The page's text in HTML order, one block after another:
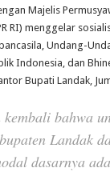
Majelis
RI) menggelar
Undang-
Indonesia, dan
Bupati Landak,
bahwa
Landak
dasarnya